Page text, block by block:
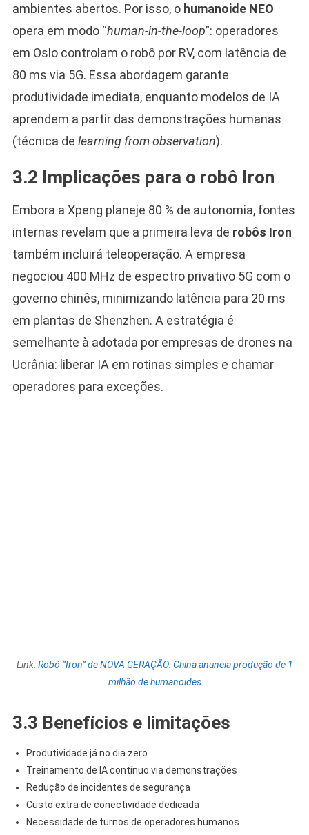
ambientes abertos. Por isso, o humanoide NEO
opera em modo “human-in-the-loop”: operadores
em Oslo controlam o robô por RV, com latência de
80 ms via 5G. Essa abordagem garante
produtividade imediata, enquanto modelos de IA
aprendem a partir das demonstrações humanas
(técnica de learning from observation).
3.2 Implicações para o robô Iron
Embora a Xpeng planeje 80 % de autonomia, fontes
internas revelam que a primeira leva de robôs Iron
também incluirá teleoperação. A empresa
negociou 400 MHz de espectro privativo 5G com o
governo chinês, minimizando latência para 20 ms
em plantas de Shenzhen. A estratégia é
semelhante à adotada por empresas de drones na
Ucrânia: liberar IA em rotinas simples e chamar
operadores para exceções.
Link:Robô “Iron” de NOVA GERAÇÃO: China anuncia produção de 1
milhão de humanoides
3.3 Benefícios e limitações
Produtividade já no dia zero
Treinamento de IA contínuo via demonstrações
Redução de incidentes de segurança
Custo extra de conectividade dedicada
Necessidade de turnos de operadores humanos